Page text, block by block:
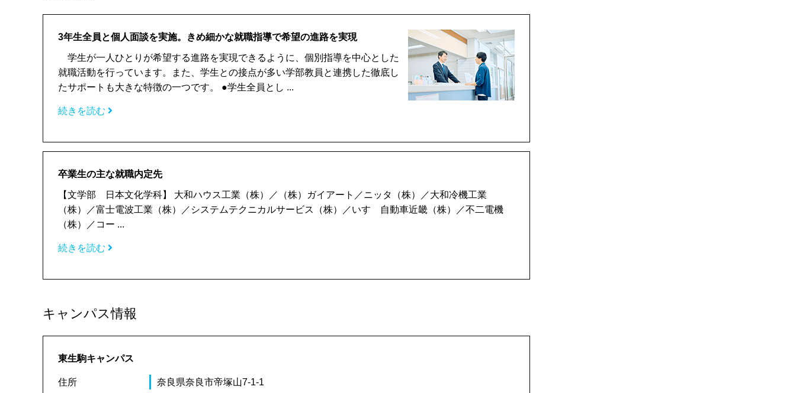
3年生全員と個人面談を実施。きめ細かな就職指導で希望の進路を実現
学生が一人ひとりが希望する進路を実現できるように、個別指導を中心とした
就職活動を行っています。また、学生との接点が多い学部教員と連携した徹底し
たサポートも大きな特徴の一つです。 ●学生全員とし ...
続きを読む
卒業生の主な就職内定先
【文学部 日本文化学科】 大和ハウス工業（株）／（株）ガイアート／ニッタ（株）／大和冷機工業
（株）／富士電波工業（株）／システムテクニカルサービス（株）／いすゞ自動車近畿（株）／不二電機
（株）／コー ...
続きを読む
キャンパス情報
東生駒キャンパス
住所 奈良県奈良市帝塚山7-1-1